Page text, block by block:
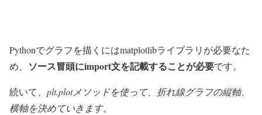
Pythonでグラフを描くにはmatplotlibライブラリが必要なた
め、 ソース冒頭にimport文を記載することが必要です。
続いて、 plt.plotメソッドを使って、折れ線グラフの縦軸、
横軸を決めていきます。